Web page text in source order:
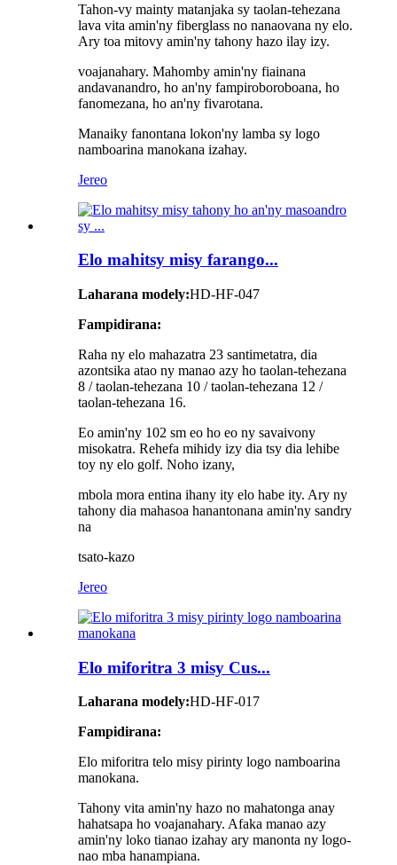
Tahon-vy mainty matanjaka sy taolan-tehezana
lava vita amin'ny fiberglass no nanaovana ny elo.
Ary toa mitovy amin'ny tahony hazo ilay izy.
voajanahary. Mahomby amin'ny fiainana
andavanandro, ho an'ny fampiroboroboana, ho
fanomezana, ho an'ny fivarotana.
Manaiky fanontana lokon'ny lamba sy logo
namboarina manokana izahay.
Jereo
Elo mahitsy misy farango...
Laharana modely:HD-HF-047
Fampidirana:
Raha ny elo mahazatra 23 santimetatra, dia
azontsika atao ny manao azy ho taolan-tehezana
8 / taolan-tehezana 10 / taolan-tehezana 12 /
taolan-tehezana 16.
Eo amin'ny 102 sm eo ho eo ny savaivony
misokatra. Rehefa mihidy izy dia tsy dia lehibe
toy ny elo golf. Noho izany,
mbola mora entina ihany ity elo habe ity. Ary ny
tahony dia mahasoa hanantonana amin'ny sandry
na
tsato-kazo
Jereo
Elo miforitra 3 misy Cus...
Laharana modely:HD-HF-017
Fampidirana:
Elo miforitra telo misy pirinty logo namboarina
manokana.
Tahony vita amin'ny hazo no mahatonga anay
hahatsapa ho voajanahary. Afaka manao azy
amin'ny loko tianao izahay ary manonta ny logo-
nao mba hanampiana.